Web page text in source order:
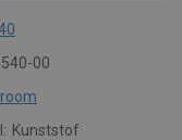
00
Kunststof